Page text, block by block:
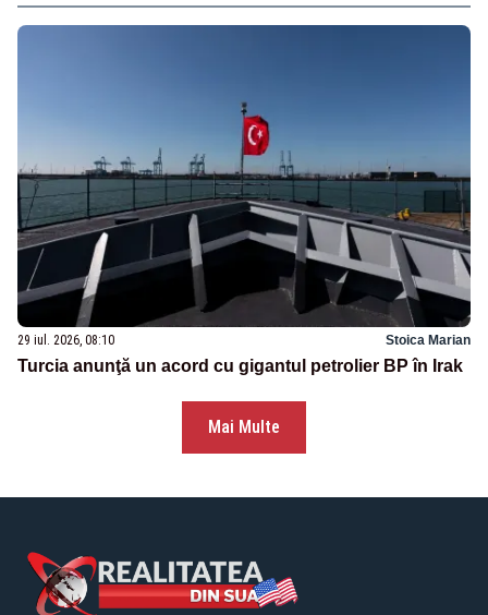
29 iul. 2026, 08:10 Stoica Marian
Turcia anunţă un acord cu gigantul petrolier BP în Irak
Mai Multe